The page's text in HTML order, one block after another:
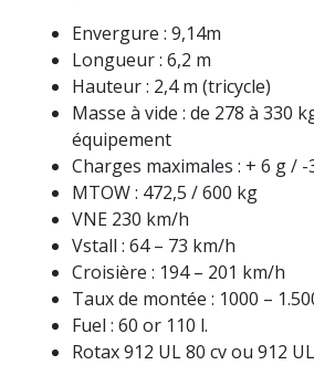
Envergure : 9,14m
Longueur : 6,2 m
Hauteur : 2,4 m (tricycle)
Masse à vide : de 278 à 330
équipement
Charges maximales : + 6 g / -
MTOW : 472,5 / 600 kg
VNE 230 km/h
Vstall : 64 – 73 km/h
Croisière : 194 – 201 km/h
Taux de montée : 1000 –
Fuel : 60 or 110 l.
Rotax 912 UL 80 cv ou 912